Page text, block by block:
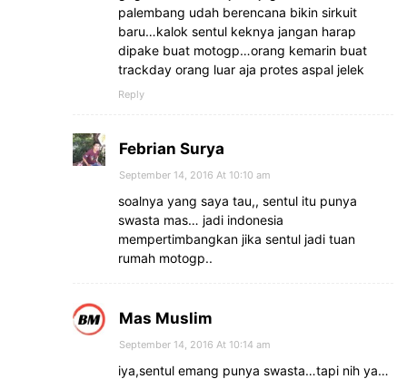
palembang udah berencana bikin sirkuit
baru…kalok sentul keknya jangan harap
dipake buat motogp…orang kemarin buat
trackday orang luar aja protes aspal jelek
Reply
Febrian Surya
September 14, 2016 At 10:10 am
soalnya yang saya tau,, sentul itu punya
swasta mas… jadi indonesia
mempertimbangkan jika sentul jadi tuan
rumah motogp..
Mas Muslim
September 14, 2016 At 10:14 am
iya,sentul emang punya swasta…tapi nih ya…